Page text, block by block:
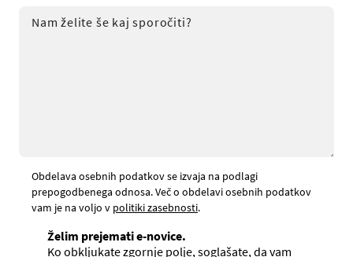
Obdelava osebnih podatkov se izvaja na podlagi
prepogodbenega odnosa. Več o obdelavi osebnih podatkov
vam je na voljo v politiki zasebnosti.
Želim prejemati e-novice.
Ko obkljukate zgornje polje, soglašate, da vam